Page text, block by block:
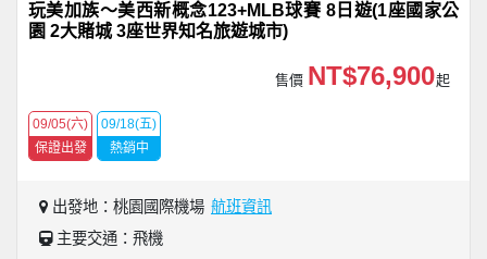
玩美加族〜美西新概念123+MLB球賽 8日遊(1座國家公
園 2大賭城 3座世界知名旅遊城市)
售價 NT$76,900起
09/05(六)
保證出發
09/18(五)
熱銷中
出發地：桃園國際機場 航班資訊
主要交通：飛機